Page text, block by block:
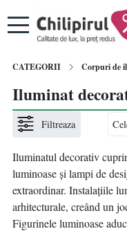
CATEGORII Corpuri de
Iluminat
Filtreaza
Iluminatul decorativ
luminoase și lampi de
extraordinar. Instalațiile
arhitecturale, creând un
Figurinele luminoase